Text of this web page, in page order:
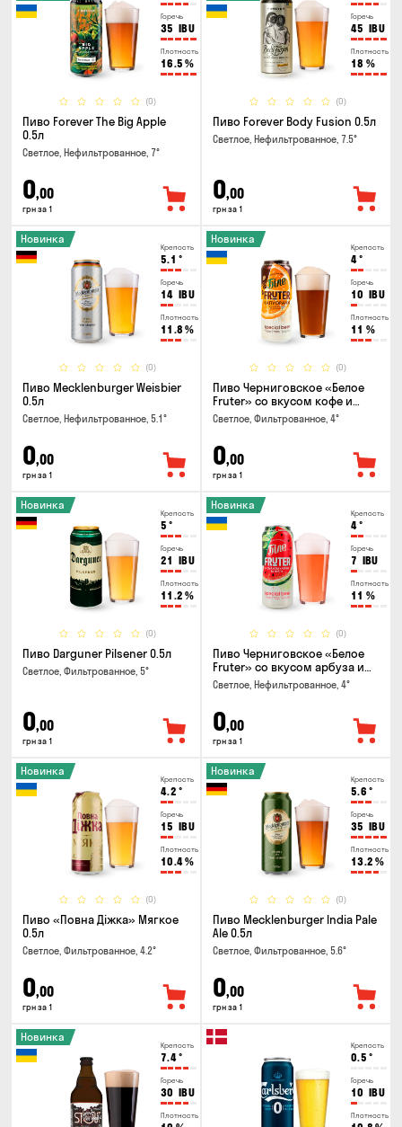
Горечь
35 IBU
Плотность
16.5 %
(0)
Пиво Forever The Big Apple
0.5л
Светлое, Нефильтрованное, 7°
0,00
грн за 1
Горечь
45 IBU
Плотность
18 %
(0)
Пиво Forever Body Fusion 0.5л
Светлое, Нефильтрованное, 7.5°
0,00
грн за 1
Крепость
5.1 °
Горечь
14 IBU
Плотность
11.8 %
(0)
Новинка
Пиво Mecklenburger Weisbier
0.5л
Светлое, Нефильтрованное, 5.1°
0,00
грн за 1
Крепость
4°
Горечь
10 IBU
Плотность
11 %
(0)
Новинка
Пиво Черниговское «Белое
Fruter» со вкусом кофе и
апельсина 0.5 л
Светлое, Фильтрованное, 4°
0,00
грн за 1
Крепость
5 °
Горечь
21 IBU
Плотность
11.2 %
(0)
Новинка
Пиво Darguner Pilsener 0.5л
Светлое, Фильтрованное, 5°
0,00
грн за 1
Крепость
4°
Горечь
7 IBU
Плотность
11 %
(0)
Новинка
Пиво Черниговское «Белое
Fruter» со вкусом арбуза и
мяты 0.5л
Светлое, Нефильтрованное, 4°
0,00
грн за 1
Крепость
4.2 °
Горечь
15 IBU
Плотность
10.4%
(0)
Новинка
Пиво «Повна Діжка» Мягкое
0.5л
Светлое, Фильтрованное, 4.2°
0,00
грн за 1
Крепость
5.6 °
Горечь
35 IBU
Плотность
13.2 %
(0)
Новинка
Пиво Mecklenburger India Pale
Ale 0.5л
Светлое, Фильтрованное, 5.6°
0,00
грн за 1
Крепость
7.4°
Горечь
30 IBU
Плотность
Новинка
Крепость
0.5 °
Горечь
10 IBU
Плотность